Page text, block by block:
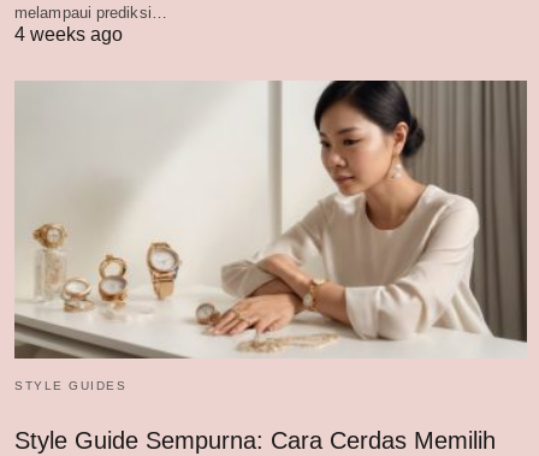
melampaui prediksi…
4 weeks ago
STYLE GUIDES
Style Guide Sempurna: Cara Cerdas Memilih